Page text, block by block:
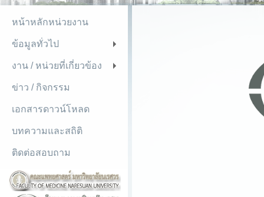
หน้าหลักหน่วยงาน
ข้อมูลทั่วไป
งาน / หน่วยที่เกี่ยวข้อง
ข่าว / กิจกรรม
เอกสารดาวน์โหลด
บทความและสถิติ
ติดต่อสอบถาม